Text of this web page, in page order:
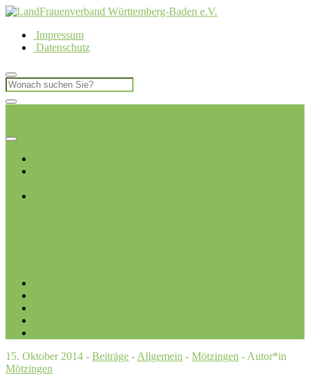
Impressum
Datenschutz
15. Oktober 2014 - Beiträge - Allgemein - Mötzingen - Autor*in
Mötzingen